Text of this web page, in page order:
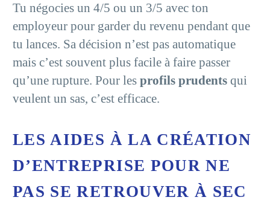
Tu négocies un 4/5 ou un 3/5 avec ton
employeur pour garder du revenu pendant que
tu lances. Sa décision n’est pas automatique
mais c’est souvent plus facile à faire passer
qu’une rupture. Pour les profils prudents qui
veulent un sas, c’est efficace.
LES AIDES À LA CRÉATION
D’ENTREPRISE POUR NE
PAS SE RETROUVER À SEC